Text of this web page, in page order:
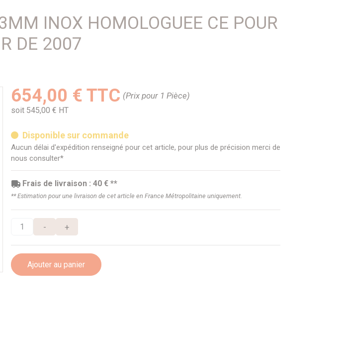
INOX HOMOLOGUEE CE POUR
DE 2007
654,00 € TTC (Prix pour 1 Pièce)
soit 545,00 € HT
Disponible sur commande
Aucun délai d'expédition renseigné pour cet article, pour plus de précision merci de
nous consulter*
Frais de livraison : 40 € **
** Estimation pour une livraison de cet article en France Métropolitaine uniquement.
- +
Ajouter au panier